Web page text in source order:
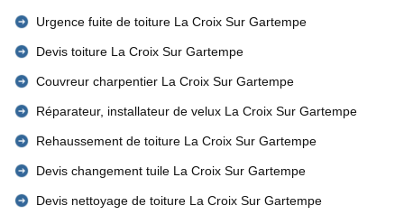
Urgence fuite de toiture La Croix Sur Gartempe
Devis toiture La Croix Sur Gartempe
Couvreur charpentier La Croix Sur Gartempe
Réparateur, installateur de velux La Croix Sur Gartempe
Rehaussement de toiture La Croix Sur Gartempe
Devis changement tuile La Croix Sur Gartempe
Devis nettoyage de toiture La Croix Sur Gartempe